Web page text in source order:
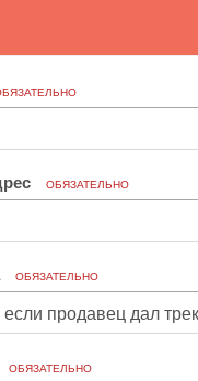
ОБЯЗАТЕЛЬНО
ОБЯЗАТЕЛЬНО
ОБЯЗАТЕЛЬНО